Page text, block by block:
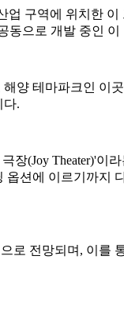
업 구역에 위치한
동으로 개발 중인
양 테마파크인 이
다.
장(Joy Theater)'
션에 이르기까지
로 전망되며, 이를